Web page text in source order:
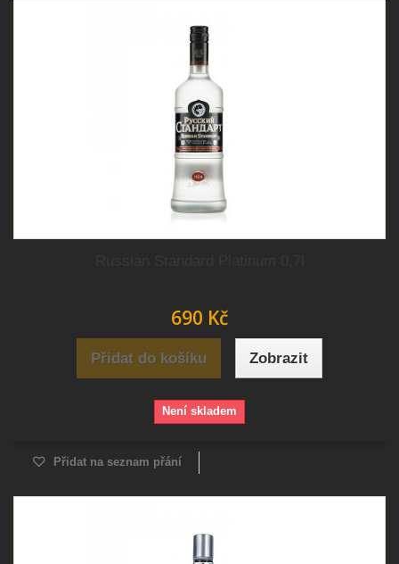
690 Kč
Přidat do košíku Zobrazit
Není skladem
Přidat na seznam přání